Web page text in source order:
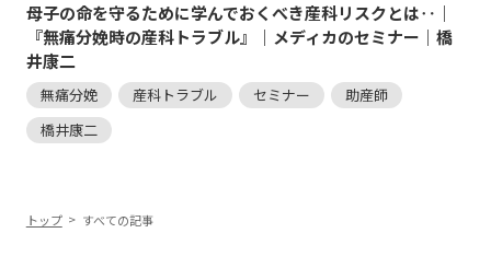
母子の命を守るために学んでおくべき産科リスクとは‥｜
『無痛分娩時の産科トラブル』｜メディカのセミナー｜橋
井康二
無痛分娩 産科トラブル セミナー
助産師
橋井康二
トップ すべての記事